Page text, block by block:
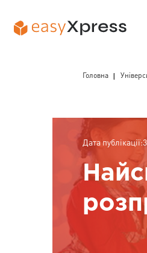
Головна
Дата